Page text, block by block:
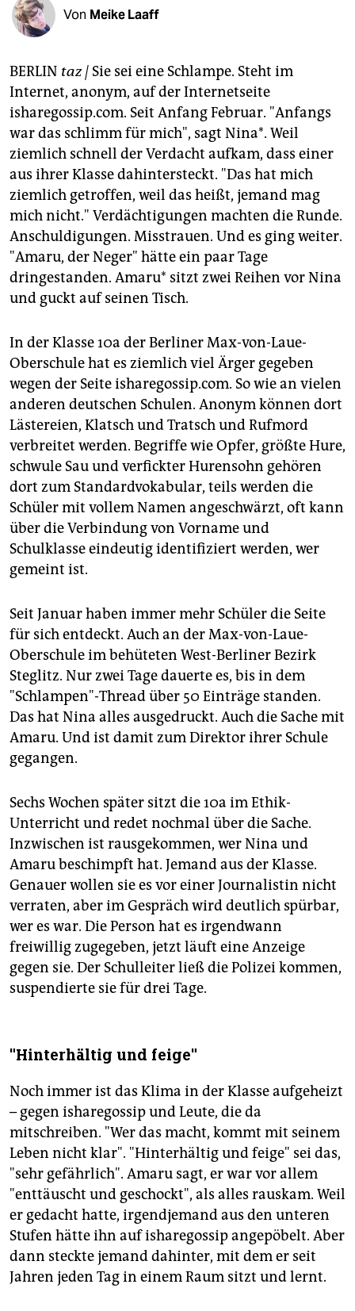
fragen & hilfe
unterstützen
abo
genossenschaft
epaper login
Von Meike Laaff
BERLIN taz | Sie sei eine Schlampe. Steht im
Internet, anonym, auf der Internetseite
isharegossip.com. Seit Anfang Februar. "Anfangs
war das schlimm für mich", sagt Nina*. Weil
ziemlich schnell der Verdacht aufkam, dass einer
aus ihrer Klasse dahintersteckt. "Das hat mich
ziemlich getroffen, weil das heißt, jemand mag
mich nicht." Verdächtigungen machten die Runde.
Anschuldigungen. Misstrauen. Und es ging weiter.
"Amaru, der Neger" hätte ein paar Tage
dringestanden. Amaru* sitzt zwei Reihen vor Nina
und guckt auf seinen Tisch.
In der Klasse 10a der Berliner Max-von-Laue-
Oberschule hat es ziemlich viel Ärger gegeben
wegen der Seite isharegossip.com. So wie an vielen
anderen deutschen Schulen. Anonym können dort
Lästereien, Klatsch und Tratsch und Rufmord
verbreitet werden. Begriffe wie Opfer, größte Hure,
schwule Sau und verfickter Hurensohn gehören
dort zum Standardvokabular, teils werden die
Schüler mit vollem Namen angeschwärzt, oft kann
über die Verbindung von Vorname und
Schulklasse eindeutig identifiziert werden, wer
gemeint ist.
Seit Januar haben immer mehr Schüler die Seite
für sich entdeckt. Auch an der Max-von-Laue-
Oberschule im behüteten West-Berliner Bezirk
Steglitz. Nur zwei Tage dauerte es, bis in dem
"Schlampen"-Thread über 50 Einträge standen.
Das hat Nina alles ausgedruckt. Auch die Sache mit
Amaru. Und ist damit zum Direktor ihrer Schule
gegangen.
Sechs Wochen später sitzt die 10a im Ethik-
Unterricht und redet nochmal über die Sache.
Inzwischen ist rausgekommen, wer Nina und
Amaru beschimpft hat. Jemand aus der Klasse.
Genauer wollen sie es vor einer Journalistin nicht
verraten, aber im Gespräch wird deutlich spürbar,
wer es war. Die Person hat es irgendwann
freiwillig zugegeben, jetzt läuft eine Anzeige
gegen sie. Der Schulleiter ließ die Polizei kommen,
suspendierte sie für drei Tage.
"Hinterhältig und feige"
Noch immer ist das Klima in der Klasse aufgeheizt
– gegen isharegossip und Leute, die da
mitschreiben. "Wer das macht, kommt mit seinem
Leben nicht klar". "Hinterhältig und feige" sei das,
"sehr gefährlich". Amaru sagt, er war vor allem
"enttäuscht und geschockt", als alles rauskam. Weil
er gedacht hatte, irgendjemand aus den unteren
Stufen hätte ihn auf isharegossip angepöbelt. Aber
dann steckte jemand dahinter, mit dem er seit
Jahren jeden Tag in einem Raum sitzt und lernt.